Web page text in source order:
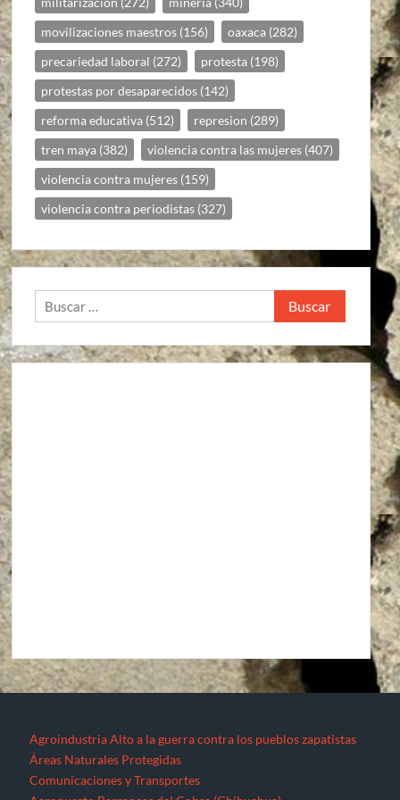
movilizaciones maestros (156) oaxaca (282)
precariedad laboral (272) protesta (198)
protestas por desaparecidos (142)
reforma educativa (512) represion (289)
tren maya (382) violencia contra las mujeres (407)
violencia contra mujeres (159)
violencia contra periodistas (327)
Buscar:
Agroindustria Alto a la guerra contra los pueblos zapatistas
Áreas Naturales Protegidas
Comunicaciones y Transportes